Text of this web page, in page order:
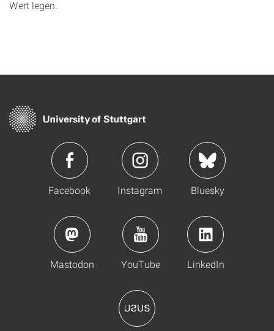
Wert legen.
Facebook Instagram Bluesky
Mastodon YouTube LinkedIn